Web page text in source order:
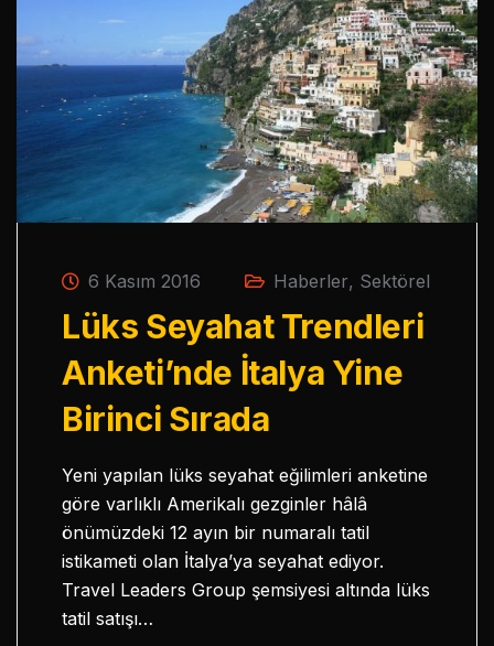
6 Kasım 2016 Haberler, Sektörel
Lüks Seyahat Trendleri
Anketi’nde İtalya Yine
Birinci Sırada
Yeni yapılan lüks seyahat eğilimleri anketine
göre varlıklı Amerikalı gezginler hâlâ
önümüzdeki 12 ayın bir numaralı tatil
istikameti olan İtalya’ya seyahat ediyor.
Travel Leaders Group şemsiyesi altında lüks
tatil satışı…